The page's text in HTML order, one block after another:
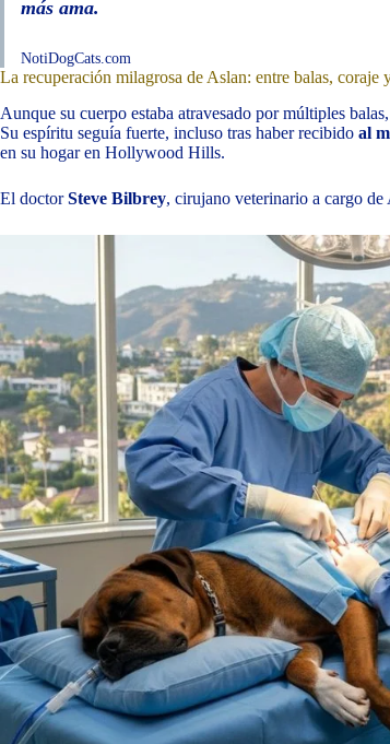
más ama.
NotiDogCats.com
La recuperación milagrosa de Aslan: entre balas, coraje
Aunque su cuerpo estaba atravesado por múltiples balas,
Su espíritu seguía fuerte, incluso tras haber recibido al
en su hogar en Hollywood Hills.
El doctorSteve Bilbrey, cirujano veterinario a cargo